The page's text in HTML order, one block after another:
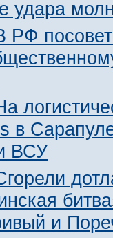
удара
РФ
в
ВСУ
и